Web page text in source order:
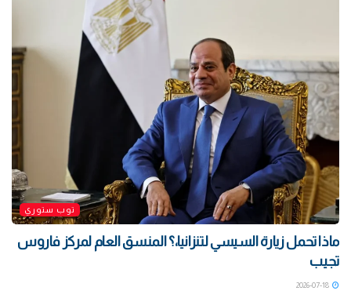
توب ستوري
ماذا تحمل زيارة السيسي لتنزانيا،؟ المنسق العام لمركز فاروس
تجيب